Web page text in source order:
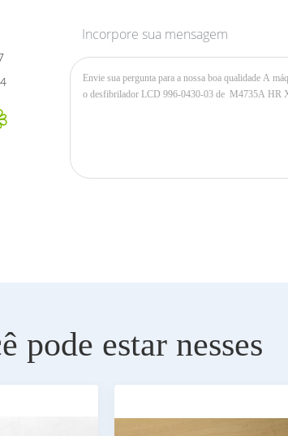
Incorpore sua mensagem
pode estar nesses